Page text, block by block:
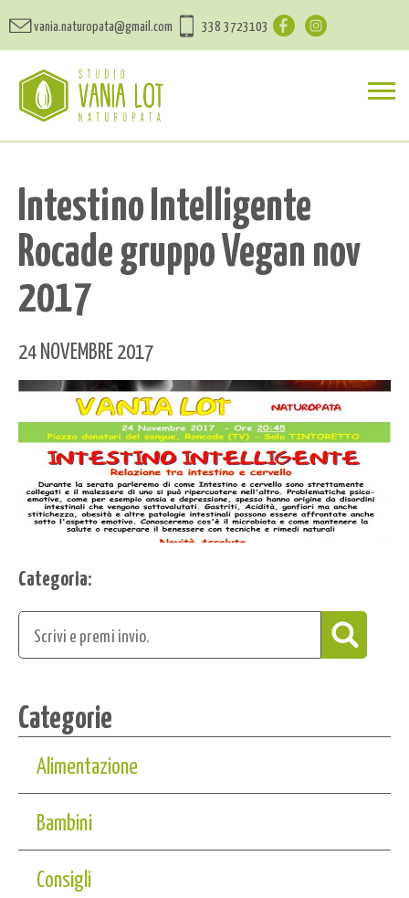
vania.naturopata@gmail.com 338 3723103
Intestino Intelligente
Rocade gruppo Vegan nov
2017
24 NOVEMBRE 2017
Categoria:
Categorie
Alimentazione
Bambini
Consigli